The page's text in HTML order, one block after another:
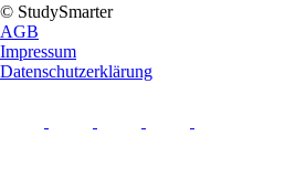
© StudySmarter
AGB
Impressum
Datenschutzerklärung